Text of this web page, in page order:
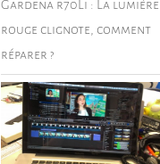
Gardena r70Li : La lumière
rouge clignote, comment
réparer ?